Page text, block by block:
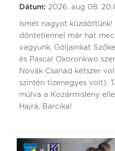
Dátum: 2026. aug 08.
Ismét nagyot
döntetlennel már hat
vagyunk. Góljainkat
és Pascal Okoronkwo
Novák Csanád kétszer
szintén tizenegyes volt).
múlva a Kozármisleny
Hajrá, Barcika!